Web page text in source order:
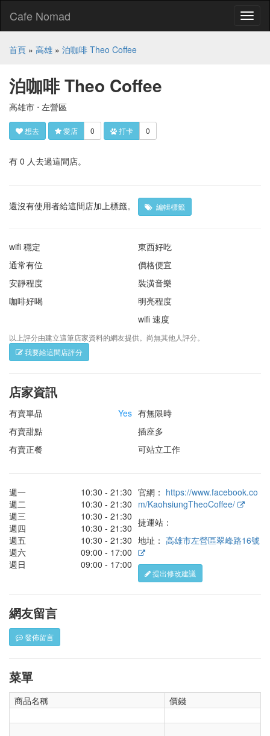
Cafe Nomad
首頁 » 高雄 » 泊咖啡 Theo Coffee
泊咖啡 Theo Coffee
高雄市 ⋅ 左營區
想去 愛店 0 打卡 0
有 0 人去過這間店。
還沒有使用者給這間店加上標籤。 編輯標籤
wifi 穩定
通常有位
安靜程度
咖啡好喝
東西好吃
價格便宜
裝潢音樂
明亮程度
wifi 速度
以上評分由建立這筆店家資料的網友提供。尚無其他人評分。
我要給這間店評分
店家資訊
有賣單品
Yes
有賣甜點
有賣正餐
有無限時
插座多
可站立工作
週一
10:30 - 21:30
週二
10:30 - 21:30
週三
10:30 - 21:30
週四
10:30 - 21:30
週五
10:30 - 21:30
週六
09:00 - 17:00
週日
09:00 - 17:00
官網： https://www.facebook.co
m/KaohsiungTheoCoffee/
捷運站：
地址： 高雄市左營區翠峰路16號
提出修改建議
網友留言
發佈留言
菜單
商品名稱 價錢